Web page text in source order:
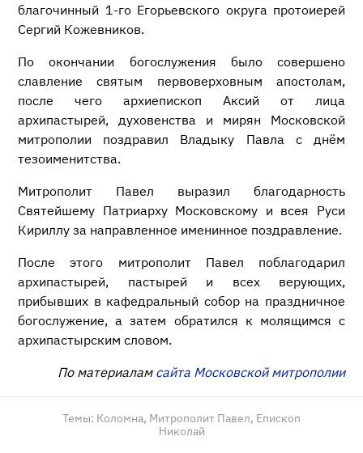
благочинный 1-го Егорьевского округа протоиерей
Сергий Кожевников.
По окончании богослужения было совершено
славление святым первоверховным апостолам,
после чего архиепископ Аксий от лица
архипастырей, духовенства и мирян Московской
митрополии поздравил Владыку Павла с днём
тезоименитства.
Митрополит Павел выразил благодарность
Святейшему Патриарху Московскому и всея Руси
Кириллу за направленное именинное поздравление.
После этого митрополит Павел поблагодарил
архипастырей, пастырей и всех верующих,
прибывших в кафедральный собор на праздничное
богослужение, а затем обратился к молящимся с
архипастырским словом.
По материалам сайта Московской митрополии
Темы: Коломна, Митрополит Павел, Епископ
Николай